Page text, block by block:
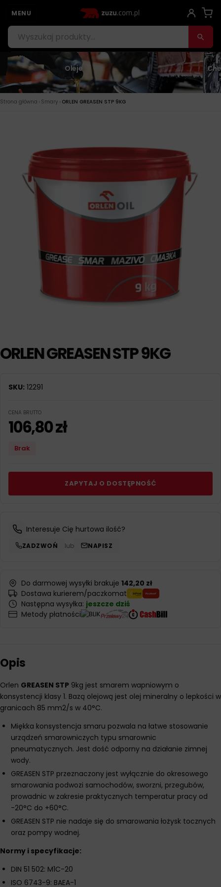
MENU
Oleje
Strona główna › Smary › ORLEN GREASEN STP 9KG
ORLEN GREASEN STP 9KG
SKU: 12291
CENA BRUTTO
106,80zł
Brak
ZAPYTAJ O DOSTĘPNOŚĆ
Interesuje Cię hurtowa ilość?
ZADZWOŃ lub NAPISZ
Do darmowej wysyłki brakuje 142,20 zł
Dostawa kurierem/paczkomat
Następna wysyłka: jeszcze dziś
Metody płatności
Opis
Orlen GREASEN STP 9kg jest smarem wapniowym o
konsystencji klasy 1. Bazą olejową jest olej mineralny o lepkości w
granicach 85 mm2/s w 40°C.
Miękka konsystencja smaru pozwala na łatwe stosowanie
urządzeń smarowniczych typu smarownic
pneumatycznych. Jest dość odporny na działanie zimnej
wody.
GREASEN STP przeznaczony jest wyłącznie do okresowego
smarowania podwozi samochodów, sworzni, przegubów,
prowadnic w zakresie praktycznych temperatur pracy od
-20°C do +60°C.
GREASEN STP nie nadaje się do smarowania łożysk tocznych
oraz pompy wodnej.
Normy i specyfikacje:
DIN 51 502: M1C-20
ISO 6743-9: BAEA-1